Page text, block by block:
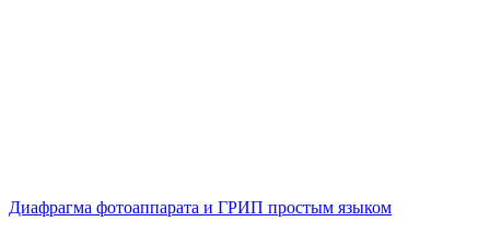
Диафрагма фотоаппарата и ГРИП простым языком